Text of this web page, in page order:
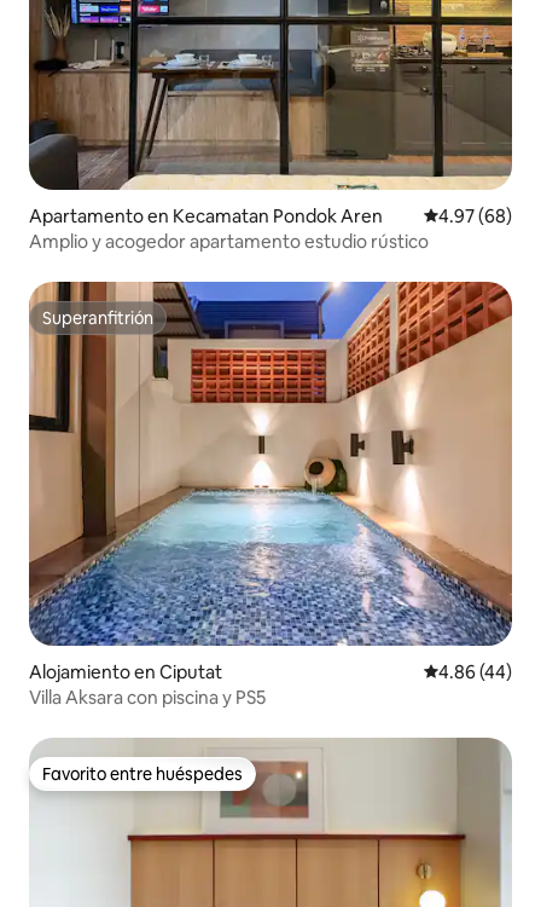
Apartamento en Kecamatan Pondok Aren Calificación
4.97 (68)
Amplio y acogedor apartamento estudio rústico
Superanfitrión
Superanfitrión
Alojamiento en Ciputat Calificación
4.86 (44)
Villa Aksara con piscina y PS5
Favorito entre huéspedes
Favorito entre huéspedes